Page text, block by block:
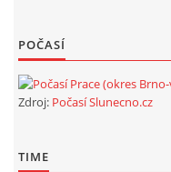
POČASÍ
Zdroj: Počasí Slunecno.cz
TIME